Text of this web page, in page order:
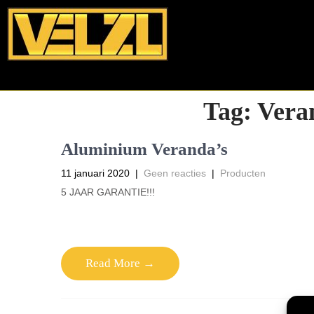
Tag:
Aluminium Veranda’s
11 januari 2020 | Geen reacties | Producten
5 JAAR GARANTIE!!!
Read More →